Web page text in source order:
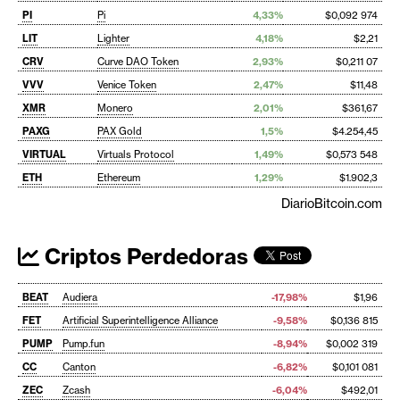
PI
Pi 4,33%
$0,092 974
LIT
Lighter 4,18%
$2,21
CRV
Curve DAO Token 2,93%
$0,211 07
VVV
Venice Token 2,47%
$11,48
XMR
Monero 2,01%
$361,67
PAXG
PAX Gold 1,5%
$4.254,45
VIRTUAL
Virtuals Protocol 1,49%
$0,573 548
ETH
Ethereum 1,29% $1.902,3
DiarioBitcoin.com
Criptos Perdedoras
BEAT Audiera -17,98%
$1,96
FET
Artificial Superintelligence Alliance -9,58%
$0,136 815
PUMP
Pump.fun -8,94%
$0,002 319
CC
Canton -6,82%
$0,101 081
ZEC
Zcash -6,04%
$492,01